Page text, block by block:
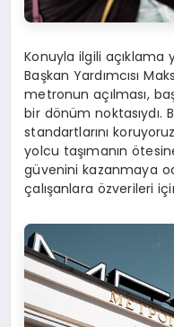
Konuyla ilgili açıklama
Başkan Yardımcısı
metronun açılması,
bir dönüm noktasıydı.
standartlarını
yolcu taşımanın
güvenini kazanmaya
çalışanlara özverileri